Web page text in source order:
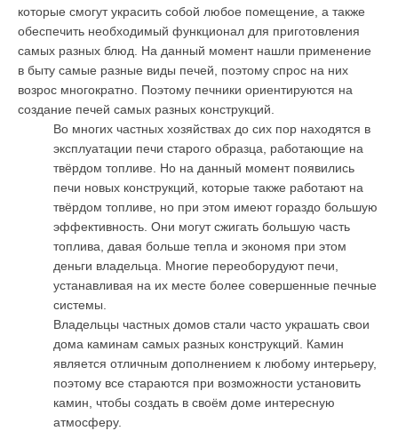
которые смогут украсить собой любое помещение, а также
обеспечить необходимый функционал для приготовления
самых разных блюд. На данный момент нашли применение
в быту самые разные виды печей, поэтому спрос на них
возрос многократно. Поэтому печники ориентируются на
создание печей самых разных конструкций.
Во многих частных хозяйствах до сих пор находятся в
эксплуатации печи старого образца, работающие на
твёрдом топливе. Но на данный момент появились
печи новых конструкций, которые также работают на
твёрдом топливе, но при этом имеют гораздо большую
эффективность. Они могут сжигать большую часть
топлива, давая больше тепла и экономя при этом
деньги владельца. Многие переоборудуют печи,
устанавливая на их месте более совершенные печные
системы.
Владельцы частных домов стали часто украшать свои
дома каминам самых разных конструкций. Камин
является отличным дополнением к любому интерьеру,
поэтому все стараются при возможности установить
камин, чтобы создать в своём доме интересную
атмосферу.